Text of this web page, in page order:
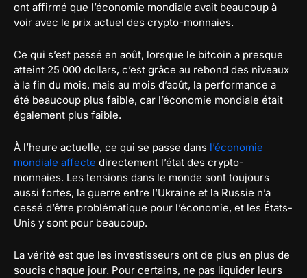
ont affirmé que l’économie mondiale avait beaucoup à
voir avec le prix actuel des crypto-monnaies.
Ce qui s’est passé en août, lorsque le bitcoin a presque
atteint 25 000 dollars, c’est grâce au rebond des niveaux
à la fin du mois, mais au mois d’août, la performance a
été beaucoup plus faible, car l’économie mondiale était
également plus faible.
À l’heure actuelle, ce qui se passe dans l’économie
mondiale affecte directement l’état des crypto-
monnaies. Les tensions dans le monde sont toujours
aussi fortes, la guerre entre l’Ukraine et la Russie n’a
cessé d’être problématique pour l’économie, et les États-
Unis y sont pour beaucoup.
La vérité est que les investisseurs ont de plus en plus de
soucis chaque jour. Pour certains, ne pas liquider leurs